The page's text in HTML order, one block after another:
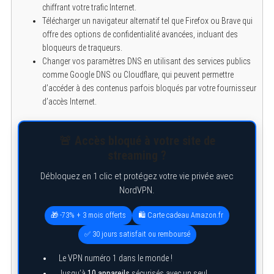
chiffrant votre trafic Internet.
Télécharger un navigateur alternatif tel que Firefox ou Brave qui
offre des options de confidentialité avancées, incluant des
bloqueurs de traqueurs.
Changer vos paramètres DNS en utilisant des services publics
comme Google DNS ou Cloudflare, qui peuvent permettre
d’accéder à des contenus parfois bloqués par votre fournisseur
d’accès Internet.
Débloquez en 1 clic et protégez votre vie privée avec
NordVPN.
🎁 -73% + 3 mois offerts 🛍️ Carte cadeau Amazon.fr
✅ 30 jours satisfait ou remboursé
Le VPN numéro 1 dans le monde !